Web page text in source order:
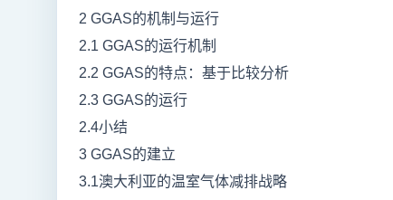
2 GGAS的机制与运行
2.1 GGAS的运行机制
2.2 GGAS的特点：基于比较分析
2.3 GGAS的运行
2.4小结
3 GGAS的建立
3.1澳大利亚的温室气体减排战略